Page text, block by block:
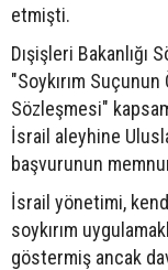
etmişti.
Dışişleri Bakanlığı
"Soykırım Suçunun
Sözleşmesi"
İsrail aleyhine
başvurunun
İsrail yönetimi,
soykırım
göstermiş ancak